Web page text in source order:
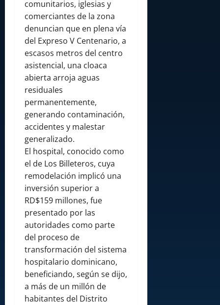
comunitarios, iglesias y
comerciantes de la zona
denuncian que en plena vía
del Expreso V Centenario, a
escasos metros del centro
asistencial, una cloaca
abierta arroja aguas
residuales
permanentemente,
generando contaminación,
accidentes y malestar
generalizado.
El hospital, conocido como
el de Los Billeteros, cuya
remodelación implicó una
inversión superior a
RD$159 millones, fue
presentado por las
autoridades como parte
del proceso de
transformación del sistema
hospitalario dominicano,
beneficiando, según se dijo,
a más de un millón de
habitantes del Distrito